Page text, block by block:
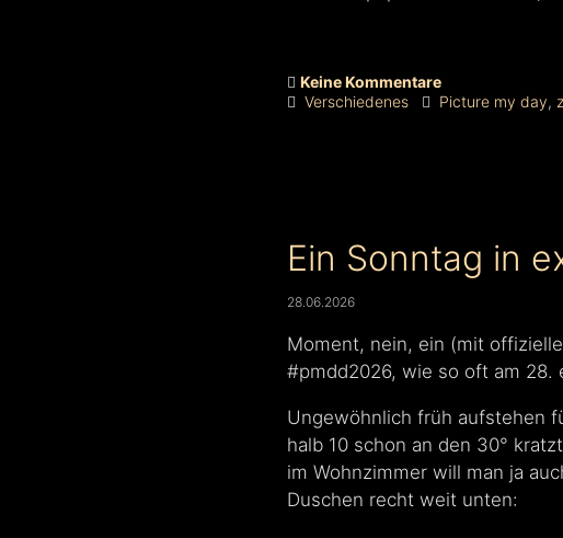
Keine Kommentare
Verschiedenes
Picture my day,
Ein Sonntag in
28.06.2026
Moment, nein, ein (mit
#pmdd2026, wie so oft am 28.
Ungewöhnlich früh aufstehen
halb 10 schon an den 30°
im Wohnzimmer will man ja
Duschen recht weit unten: